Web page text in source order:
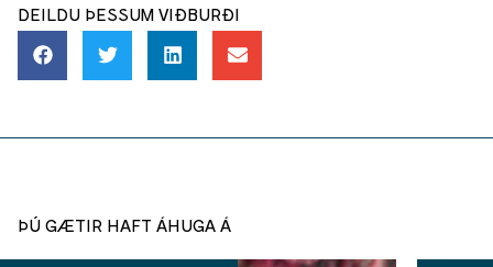
DEILDU ÞESSUM VIÐBURÐI
ÞÚ GÆTIR HAFT ÁHUGA Á